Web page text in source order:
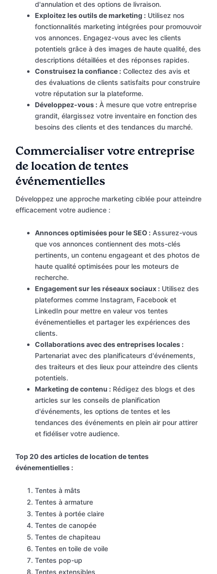
d'annulation et des options de livraison.
Exploitez les outils de marketing : Utilisez nos
fonctionnalités marketing intégrées pour promouvoir
vos annonces. Engagez-vous avec les clients
potentiels grâce à des images de haute qualité, des
descriptions détaillées et des réponses rapides.
Construisez la confiance : Collectez des avis et
des évaluations de clients satisfaits pour construire
votre réputation sur la plateforme.
Développez-vous : À mesure que votre entreprise
grandit, élargissez votre inventaire en fonction des
besoins des clients et des tendances du marché.
Commercialiser votre entreprise
de location de tentes
événementielles
Développez une approche marketing ciblée pour atteindre
efficacement votre audience :
Annonces optimisées pour le SEO : Assurez-vous
que vos annonces contiennent des mots-clés
pertinents, un contenu engageant et des photos de
haute qualité optimisées pour les moteurs de
recherche.
Engagement sur les réseaux sociaux : Utilisez des
plateformes comme Instagram, Facebook et
LinkedIn pour mettre en valeur vos tentes
événementielles et partager les expériences des
clients.
Collaborations avec des entreprises locales :
Partenariat avec des planificateurs d'événements,
des traiteurs et des lieux pour atteindre des clients
potentiels.
Marketing de contenu : Rédigez des blogs et des
articles sur les conseils de planification
d'événements, les options de tentes et les
tendances des événements en plein air pour attirer
et fidéliser votre audience.
Top 20 des articles de location de tentes
événementielles :
Tentes à mâts
Tentes à armature
Tentes à portée claire
Tentes de canopée
Tentes de chapiteau
Tentes en toile de voile
Tentes pop-up
Tentes extensibles